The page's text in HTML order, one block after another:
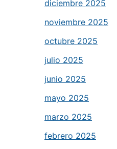
diciembre 2025
noviembre 2025
octubre 2025
julio 2025
junio 2025
mayo 2025
marzo 2025
febrero 2025